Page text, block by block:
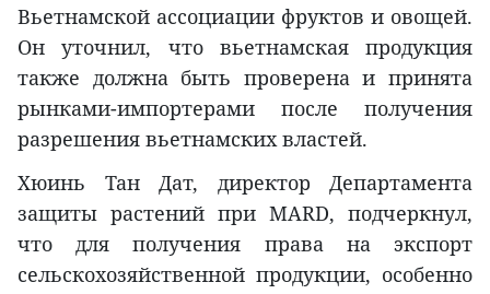
Вьетнамской ассоциации фруктов и овощей.
Он уточнил, что вьетнамская продукция
также должна быть проверена и принята
рынками-импортерами после получения
разрешения вьетнамских властей.
Хюинь Тан Дат, директор Департамента
защиты растений при MARD, подчеркнул,
что для получения права на экспорт
сельскохозяйственной продукции, особенно